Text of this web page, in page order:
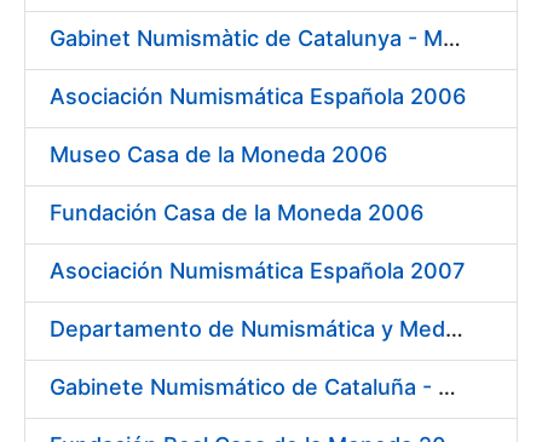
Mostrar/Ocultar
Gabinet Numismàtic de Catalunya - MNAC 2006
Asociación Numismática Española 2006
Museo Casa de la Moneda 2006
Fundación Casa de la Moneda 2006
Asociación Numismática Española 2007
Departamento de Numismática y Medallística - Museo Arqueológico Nacional 2007
Gabinete Numismático de Cataluña - Museo Nacional de Arte de Cataluña 2007